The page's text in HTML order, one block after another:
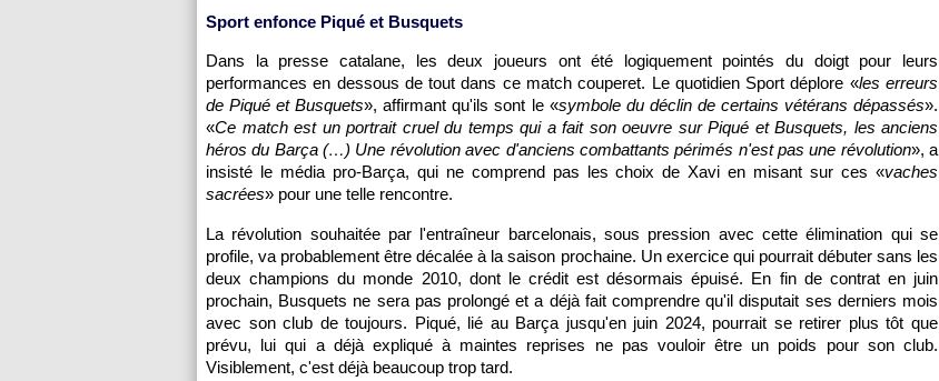
Sport enfonce Piqué et Busquets
Dans la presse catalane, les deux joueurs ont été logiquement pointés du doigt pour leurs
performances en dessous de tout dans ce match couperet. Le quotidien Sport déplore «les erreurs
de Piqué et Busquets», affirmant qu'ils sont le «symbole du déclin de certains vétérans dépassés».
«Ce match est un portrait cruel du temps qui a fait son oeuvre sur Piqué et Busquets, les anciens
héros du Barça (…) Une révolution avec d'anciens combattants périmés n'est pas une révolution», a
insisté le média pro-Barça, qui ne comprend pas les choix de Xavi en misant sur ces «vaches
sacrées» pour une telle rencontre.
La révolution souhaitée par l'entraîneur barcelonais, sous pression avec cette élimination qui se
profile, va probablement être décalée à la saison prochaine. Un exercice qui pourrait débuter sans les
deux champions du monde 2010, dont le crédit est désormais épuisé. En fin de contrat en juin
prochain, Busquets ne sera pas prolongé et a déjà fait comprendre qu'il disputait ses derniers mois
avec son club de toujours. Piqué, lié au Barça jusqu'en juin 2024, pourrait se retirer plus tôt que
prévu, lui qui a déjà expliqué à maintes reprises ne pas vouloir être un poids pour son club.
Visiblement, c'est déjà beaucoup trop tard.